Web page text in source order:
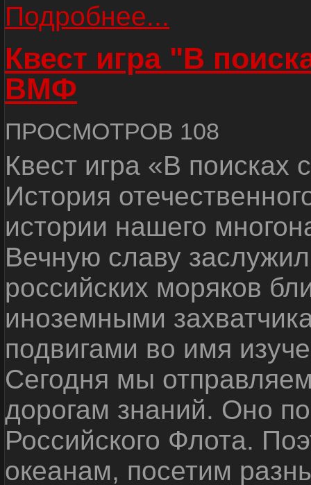
Подробнее...
Квест игра "В
ВМФ
ПРОСМОТРОВ 108
Квест игра «В
История
истории нашего
Вечную славу
российских моряков
иноземными
подвигами во имя
Сегодня мы
дорогам знаний. Оно
Российского Флота.
океанам, посетим